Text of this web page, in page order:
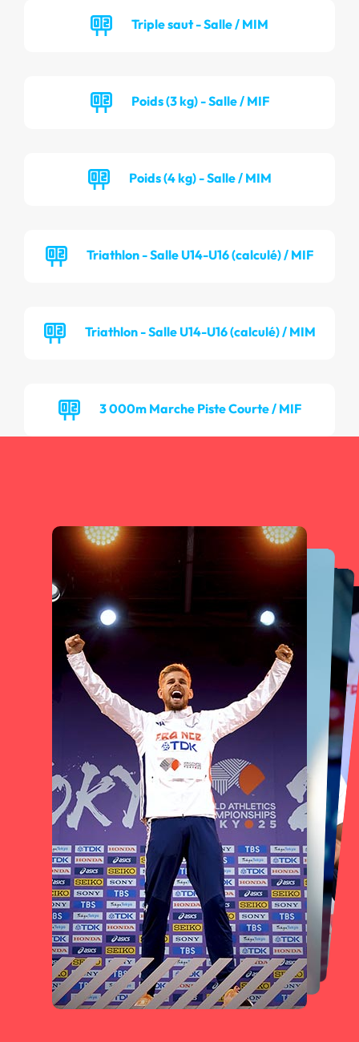
Triple saut - Salle / MIM
Poids (3 kg) - Salle / MIF
Poids (4 kg) - Salle / MIM
Triathlon - Salle U14-U16 (calculé) / MIF
Triathlon - Salle U14-U16 (calculé) / MIM
3 000m Marche Piste Courte / MIF